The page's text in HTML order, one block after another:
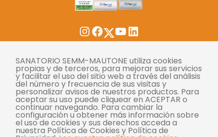
Instagram
Facebook
Twitter
YouTubeLinkedIn
Tasas
Derechos y deberes
Compliance
Términos y condiciones
Políticas de privacidad
SANATORIO SEMM-MAUTONE utiliza cookies
propias y de terceros, para mejorar sus servicios
y facilitar el uso del sitio web a través del análisis
del número y frecuencia de sus visitas y
personalizar avisos de nuestros productos. Para
aceptar su uso puede cliquear en ACEPTAR o
continuar navegando. Para cambiar la
configuración u obtener más información sobre
el uso de cookies y sus derechos acceda a
nuestra Política de Cookies y Política de